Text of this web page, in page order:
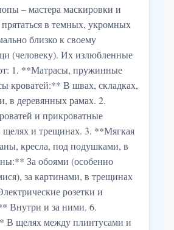
– мастера маскировки и
в темных, укромных
близко к своему
(человеку). Их излюбленные
1. **Матрасы, пружинные
кроватей:** В швах, складках,
в деревянных рамах. 2.
и прикроватные
и трещинах. 3. **Мягкая
кресла, под подушками, в
За обоями (особенно
за картинами, в трещинах
розетки и
Внутри и за ними. 6.
щелях между плинтусами и